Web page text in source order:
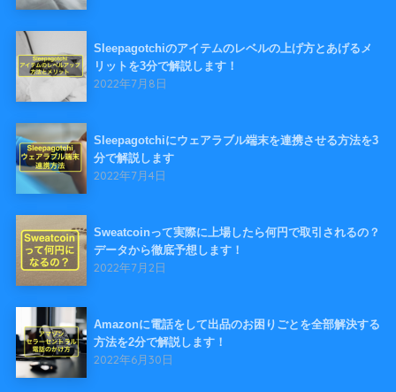
Sleepagotchiのアイテムのレベルの上げ方とあげるメ
リットを3分で解説します！
2022年7月8日
Sleepagotchiにウェアラブル端末を連携させる方法を3
分で解説します
2022年7月4日
Sweatcoinって実際に上場したら何円で取引されるの？
データから徹底予想します！
2022年7月2日
Amazonに電話をして出品のお困りごとを全部解決する
方法を2分で解説します！
2022年6月30日